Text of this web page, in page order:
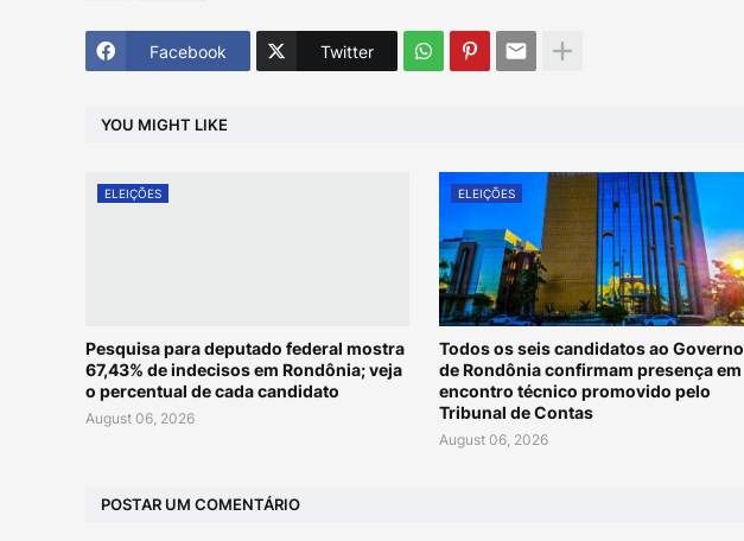
Facebook Twitter
YOU MIGHT LIKE
ELEIÇÕES
Pesquisa para deputado federal mostra
67,43% de indecisos em Rondônia; veja
o percentual de cada candidato
August 06, 2026
ELEIÇÕES
Todos os seis candidatos ao Governo
de Rondônia confirmam presença em
encontro técnico promovido pelo
Tribunal de Contas
August 06, 2026
POSTAR UM COMENTÁRIO